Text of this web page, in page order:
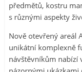
předmětů, kostru
s různými aspekty
Nově otevřený areál
unikátní komplexně
návštěvníkům nabízí